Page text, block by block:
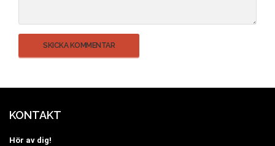
KONTAKT
Hör av dig!